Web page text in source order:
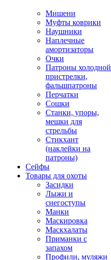
Мишени
Муфты коврики
Наушники
Наплечные
амортизаторы
Очки
Патроны холодной
пристрелки,
фальшпатроны
Перчатки
Сошки
Станки, упоры,
мешки для
стрельбы
Стикхант
(наклейки на
патроны)
Сейфы
Товары для охоты
Засидки
Лыжи и
снегоступы
Манки
Маскировка
Маскхалаты
Приманки с
запахом
Профили, муляжи